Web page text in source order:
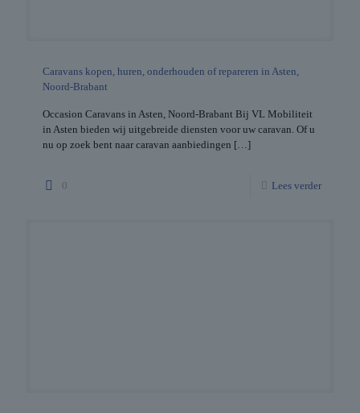
Caravans kopen, huren, onderhouden of repareren in Asten,
Noord-Brabant
Occasion Caravans in Asten, Noord-Brabant Bij VL Mobiliteit
in Asten bieden wij uitgebreide diensten voor uw caravan. Of u
nu op zoek bent naar caravan aanbiedingen […]
0 Lees verder